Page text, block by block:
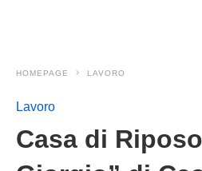
HOMEPAGE LAVORO
Lavoro
Casa di